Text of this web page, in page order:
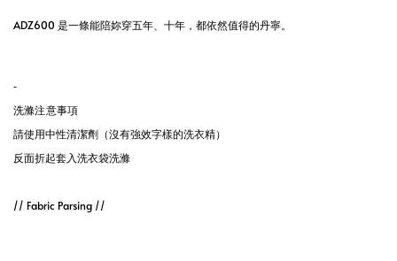
ADZ600 是一條能陪妳穿五年、十年，都依然值得的丹寧。
-
洗滌注意事項
請使用中性清潔劑（沒有強效字樣的洗衣精）
反面折起套入洗衣袋洗滌
// Fabric Parsing //